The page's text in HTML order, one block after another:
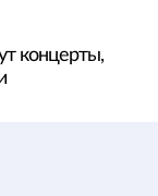
концерты,